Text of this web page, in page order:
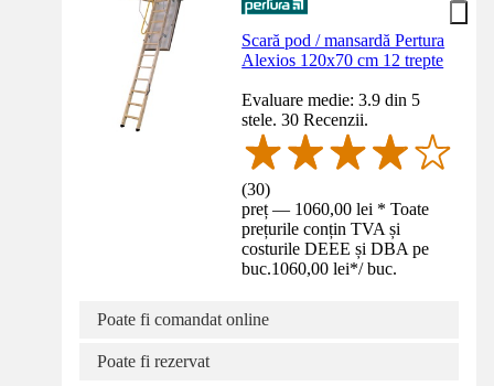
Scară pod / mansardă Pertura
Alexios 120x70 cm 12 trepte
Evaluare medie: 3.9 din 5
stele. 30 Recenzii.
(30)
preț — 1060,00 lei * Toate
prețurile conțin TVA și
costurile DEEE și DBA pe
buc.1060,00 lei*/ buc.
Poate fi comandat online
Poate fi rezervat